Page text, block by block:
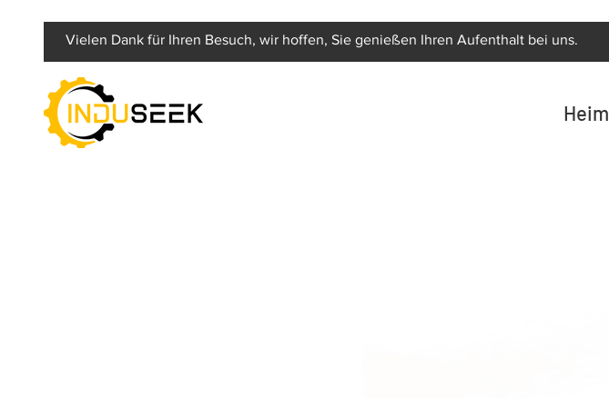
Vielen Dank für Ihren Besuch, wir hoffen, Sie genießen Ihren Aufenthalt bei uns.
Heim